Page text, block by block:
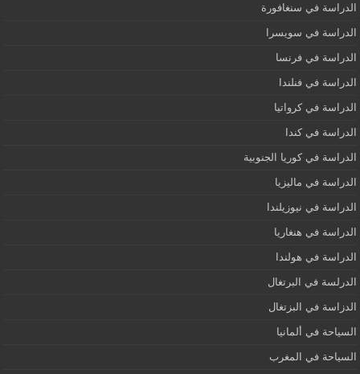
الدراسة في سنغافورة
الدراسة في سويسرا
الدراسة في فرنسا
الدراسة في فنلندا
الدراسة في كرواتيا
الدراسة في كندا
الدراسة في كوريا الجنوبية
الدراسة في ماليزيا
الدراسة في نيوزيلندا
الدراسة في هنغاريا
الدراسة في هولندا
الدرلسة في البرتغال
الدزاسة في البزتغال
السياحة في ألمانيا
السياحة في المغرب